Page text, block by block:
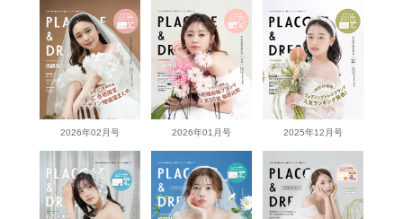
2026年02月号 2026年01月号 2025年12月号